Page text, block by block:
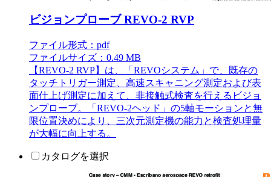
ビジョンプローブ REVO-2 RVP
ファイル形式：pdf
ファイルサイズ：0.49 MB
【REVO-2 RVP】は、「REVOシステム」で、既存の
タッチトリガー測定、高速スキャニング測定および表
面仕上げ測定に加えて、非接触式検査を行えるビジョ
ンプローブ。「REVO-2ヘッド」の5軸モーションと無
限位置決めにより、三次元測定機の能力と検査処理量
が大幅に向上する。
カタログを選択